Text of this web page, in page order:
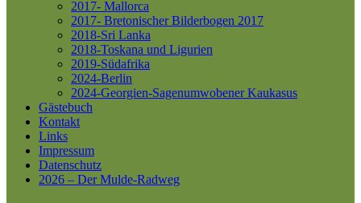
2017- Mallorca
2017- Bretonischer Bilderbogen 2017
2018-Sri Lanka
2018-Toskana und Ligurien
2019-Südafrika
2024-Berlin
2024-Georgien-Sagenumwobener Kaukasus
Gästebuch
Kontakt
Links
Impressum
Datenschutz
2026 – Der Mulde-Radweg